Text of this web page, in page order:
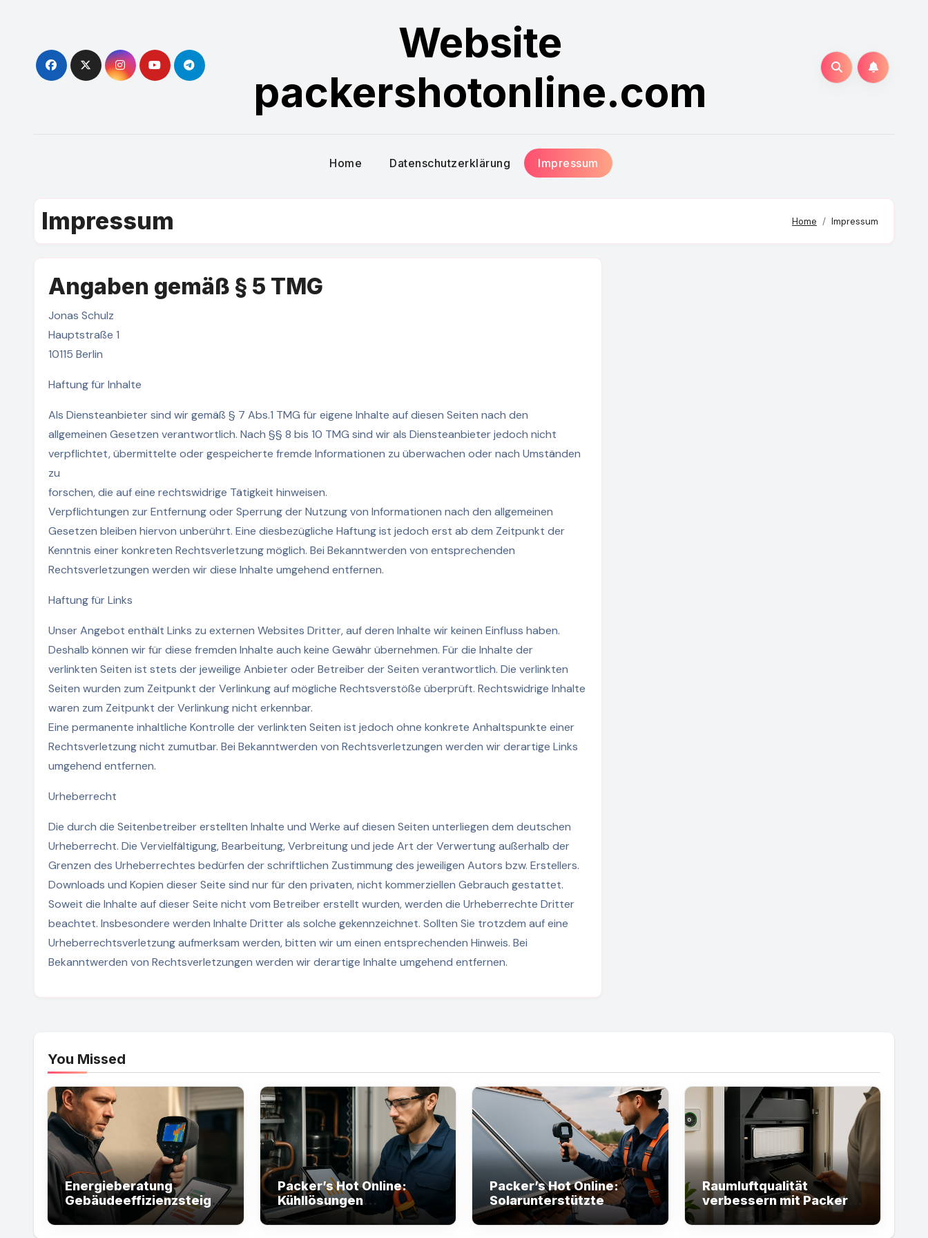
Website
packershotonline.com
Home Datenschutzerklärung Impressum
Impressum Home Impressum
Angaben gemäß § 5 TMG
Jonas Schulz
Hauptstraße 1
10115 Berlin
Haftung für Inhalte
Als Diensteanbieter sind wir gemäß § 7 Abs.1 TMG für eigene Inhalte auf diesen Seiten nach den
allgemeinen Gesetzen verantwortlich. Nach §§ 8 bis 10 TMG sind wir als Diensteanbieter jedoch nicht
verpflichtet, übermittelte oder gespeicherte fremde Informationen zu überwachen oder nach Umständen
zu
forschen, die auf eine rechtswidrige Tätigkeit hinweisen.
Verpflichtungen zur Entfernung oder Sperrung der Nutzung von Informationen nach den allgemeinen
Gesetzen bleiben hiervon unberührt. Eine diesbezügliche Haftung ist jedoch erst ab dem Zeitpunkt der
Kenntnis einer konkreten Rechtsverletzung möglich. Bei Bekanntwerden von entsprechenden
Rechtsverletzungen werden wir diese Inhalte umgehend entfernen.
Haftung für Links
Unser Angebot enthält Links zu externen Websites Dritter, auf deren Inhalte wir keinen Einfluss haben.
Deshalb können wir für diese fremden Inhalte auch keine Gewähr übernehmen. Für die Inhalte der
verlinkten Seiten ist stets der jeweilige Anbieter oder Betreiber der Seiten verantwortlich. Die verlinkten
Seiten wurden zum Zeitpunkt der Verlinkung auf mögliche Rechtsverstöße überprüft. Rechtswidrige Inhalte
waren zum Zeitpunkt der Verlinkung nicht erkennbar.
Eine permanente inhaltliche Kontrolle der verlinkten Seiten ist jedoch ohne konkrete Anhaltspunkte einer
Rechtsverletzung nicht zumutbar. Bei Bekanntwerden von Rechtsverletzungen werden wir derartige Links
umgehend entfernen.
Urheberrecht
Die durch die Seitenbetreiber erstellten Inhalte und Werke auf diesen Seiten unterliegen dem deutschen
Urheberrecht. Die Vervielfältigung, Bearbeitung, Verbreitung und jede Art der Verwertung außerhalb der
Grenzen des Urheberrechtes bedürfen der schriftlichen Zustimmung des jeweiligen Autors bzw. Erstellers.
Downloads und Kopien dieser Seite sind nur für den privaten, nicht kommerziellen Gebrauch gestattet.
Soweit die Inhalte auf dieser Seite nicht vom Betreiber erstellt wurden, werden die Urheberrechte Dritter
beachtet. Insbesondere werden Inhalte Dritter als solche gekennzeichnet. Sollten Sie trotzdem auf eine
Urheberrechtsverletzung aufmerksam werden, bitten wir um einen entsprechenden Hinweis. Bei
Bekanntwerden von Rechtsverletzungen werden wir derartige Inhalte umgehend entfernen.
You Missed
Energieberatung
Gebäudeeffizienzsteiger
ung – Packer’s Hot Online
Packer’s Hot Online:
Kühllösungen
Kostenvergleich senken
Packer’s Hot Online:
Solarunterstützte
Heizsysteme prüfen
Raumluftqualität
verbessern mit Packer’s